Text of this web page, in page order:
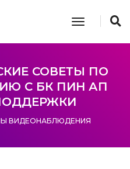
toggle
СОВЕТЫ ПО
С БК ПИН АП
ВИДЕОНАБЛЮДЕНИЯ